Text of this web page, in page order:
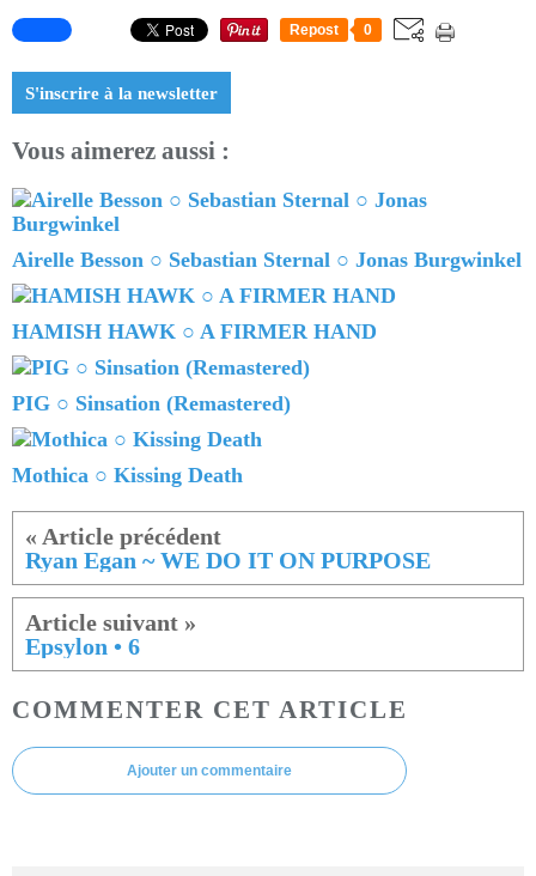
Repost 0
S'inscrire à la newsletter
Vous aimerez aussi :
Airelle Besson ○ Sebastian Sternal ○ Jonas Burgwinkel
HAMISH HAWK ○ A FIRMER HAND
PIG ○ Sinsation (Remastered)
Mothica ○ Kissing Death
Ryan Egan ~ WE DO IT ON PURPOSE
Epsylon • 6
COMMENTER CET ARTICLE
Ajouter un commentaire